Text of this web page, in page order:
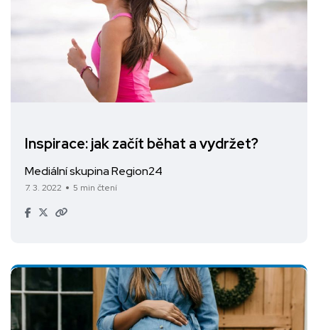
Inspirace: jak začít běhat a vydržet?
Mediální skupina Region24
7. 3. 2022 5 min čtení